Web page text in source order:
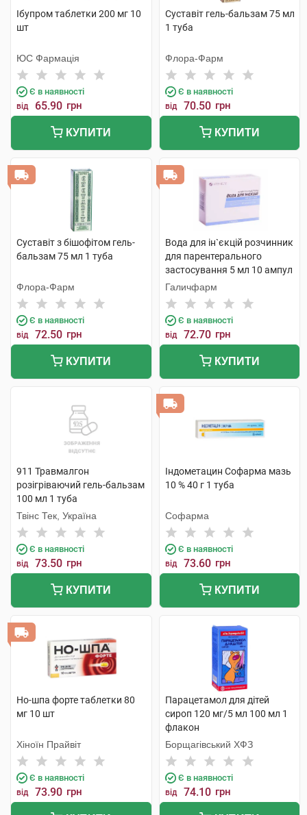
Ібупром таблетки 200 мг 10
шт
ЮС Фармація
Є в наявності
від 65.90 грн
КУПИТИ
Суставіт гель-бальзам 75 мл
1 туба
Флора-Фарм
Є в наявності
від 70.50 грн
КУПИТИ
Суставіт з бішофітом гель-
бальзам 75 мл 1 туба
Флора-Фарм
Є в наявності
від 72.50 грн
КУПИТИ
Вода для ін`єкцій розчинник
для парентерального
застосування 5 мл 10 ампул
Галичфарм
Є в наявності
від 72.70 грн
КУПИТИ
911 Травмалгон
розігріваючий гель-бальзам
100 мл 1 туба
Твінс Тек, Україна
Є в наявності
від 73.50 грн
КУПИТИ
Індометацин Софарма мазь
10 % 40 г 1 туба
Софарма
Є в наявності
від 73.60 грн
КУПИТИ
Но-шпа форте таблетки 80
мг 10 шт
Хіноїн Прайвіт
Є в наявності
від 73.90 грн
Парацетамол для дітей
сироп 120 мг/5 мл 100 мл 1
флакон
Борщагівський ХФЗ
Є в наявності
від 74.10 грн